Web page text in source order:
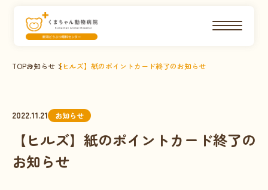
TOPお知らせ 【ヒルズ】紙のポイントカード終了のお知らせ
2022.11.21 お知らせ
【ヒルズ】紙のポイントカード終了の
お知らせ